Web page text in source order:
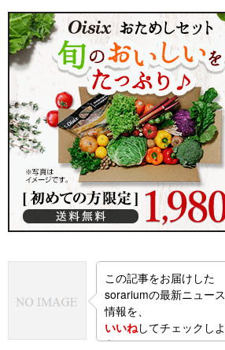
この記事をお届けした
sorariumの最新ニュース
情報を、
いいねしてチェックしよ
う！